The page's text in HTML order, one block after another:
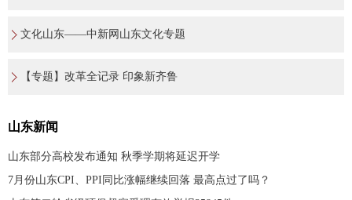
文化山东——中新网山东文化专题
【专题】改革全记录 印象新齐鲁
山东新闻
山东部分高校发布通知 秋季学期将延迟开学
7月份山东CPI、PPI同比涨幅继续回落 最高点过了吗？